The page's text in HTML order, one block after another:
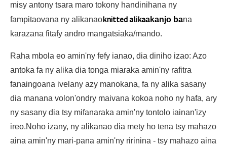
misy antony tsara maro tokony handinihana ny
fampitaovana ny alikanaoknitted alikaakanjo bana
karazana fitafy andro mangatsiaka/mando.
Raha mbola eo amin'ny fefy ianao, dia diniho izao: Azo
antoka fa ny alika dia tonga miaraka amin'ny rafitra
fanaingoana ivelany azy manokana, fa ny alika sasany
dia manana volon'ondry maivana kokoa noho ny hafa, ary
ny sasany dia tsy mifanaraka amin'ny tontolo iainan'izy
ireo.Noho izany, ny alikanao dia mety ho tena tsy mahazo
aina amin'ny mari-pana amin'ny ririnina - tsy mahazo aina